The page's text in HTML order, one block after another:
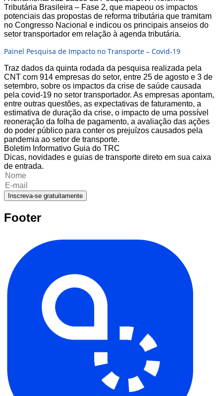
Tributária Brasileira – Fase 2, que mapeou os impactos
potenciais das propostas de reforma tributária que tramitam
no Congresso Nacional e indicou os principais anseios do
setor transportador em relação à agenda tributária.
Painel Pesquisa de Impacto no Transporte – Covid-19
Traz dados da quinta rodada da pesquisa realizada pela
CNT com 914 empresas do setor, entre 25 de agosto e 3 de
setembro, sobre os impactos da crise de saúde causada
pela covid-19 no setor transportador. As empresas apontam,
entre outras questões, as expectativas de faturamento, a
estimativa de duração da crise, o impacto de uma possível
reoneração da folha de pagamento, a avaliação das ações
do poder público para conter os prejuízos causados pela
pandemia ao setor de transporte.
Boletim Informativo Guia do TRC
Dicas, novidades e guias de transporte direto em sua caixa
de entrada.
Inscreva-se gratuitamente
Footer